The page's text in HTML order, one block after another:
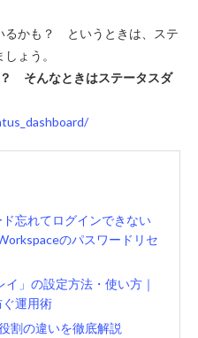
るかも？ というときは、ステ
ょう。
そんなときはステータスダ
ド忘れてログインできない
のパスワードリセ
」の設定方法・使い方｜
運用術
割の違いを徹底解説